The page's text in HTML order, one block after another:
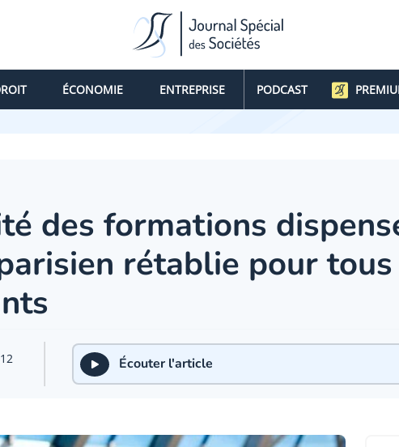
ÉCONOMIE ENTREPRISE PODCAST
des formations
rétablie pour
Écouter l'article